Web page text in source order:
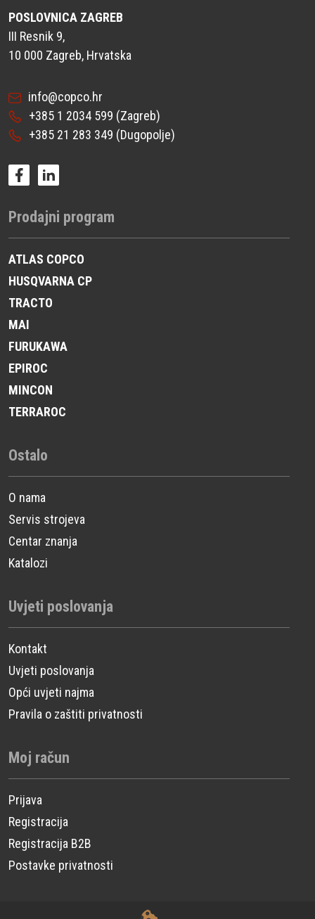
POSLOVNICA ZAGREB
III Resnik 9,
10 000 Zagreb, Hrvatska
info@copco.hr
+385 1 2034 599 (Zagreb)
+385 21 283 349 (Dugopolje)
Prodajni program
ATLAS COPCO
HUSQVARNA CP
TRACTO
MAI
FURUKAWA
EPIROC
MINCON
TERRAROC
Ostalo
O nama
Servis strojeva
Centar znanja
Katalozi
Uvjeti poslovanja
Kontakt
Uvjeti poslovanja
Opći uvjeti najma
Pravila o zaštiti privatnosti
Moj račun
Prijava
Registracija
Registracija B2B
Postavke privatnosti